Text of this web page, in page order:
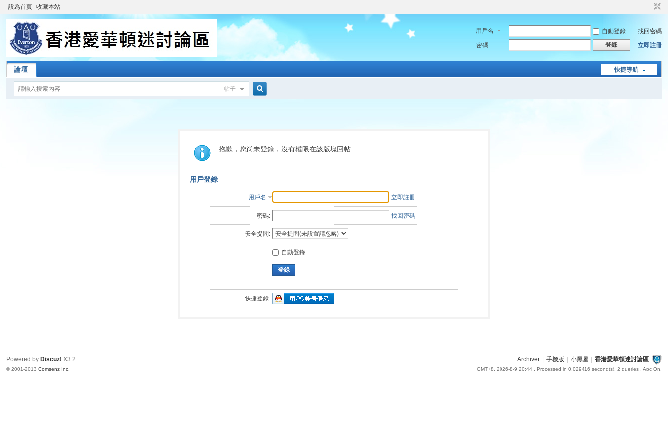
設為首頁 收藏本站
用戶名 自動登錄
找回密碼
密碼
登錄 立即註冊
快捷導航
論壇
帖子
索
抱歉，您尚未登錄，沒有權限在該版塊回帖
用戶登錄
用戶名 立即註冊
密碼: 找回密碼
安全提問:
自動登錄
登錄
快捷登錄:
Archiver 手機版 小黑屋 香港愛華頓迷討論區
GMT+8, 2026-8-9 20:44, Processed in 0.029416 second(s), 2 queries , Apc On.
Powered by Discuz! X3.2
© 2001-2013Comsenz Inc.